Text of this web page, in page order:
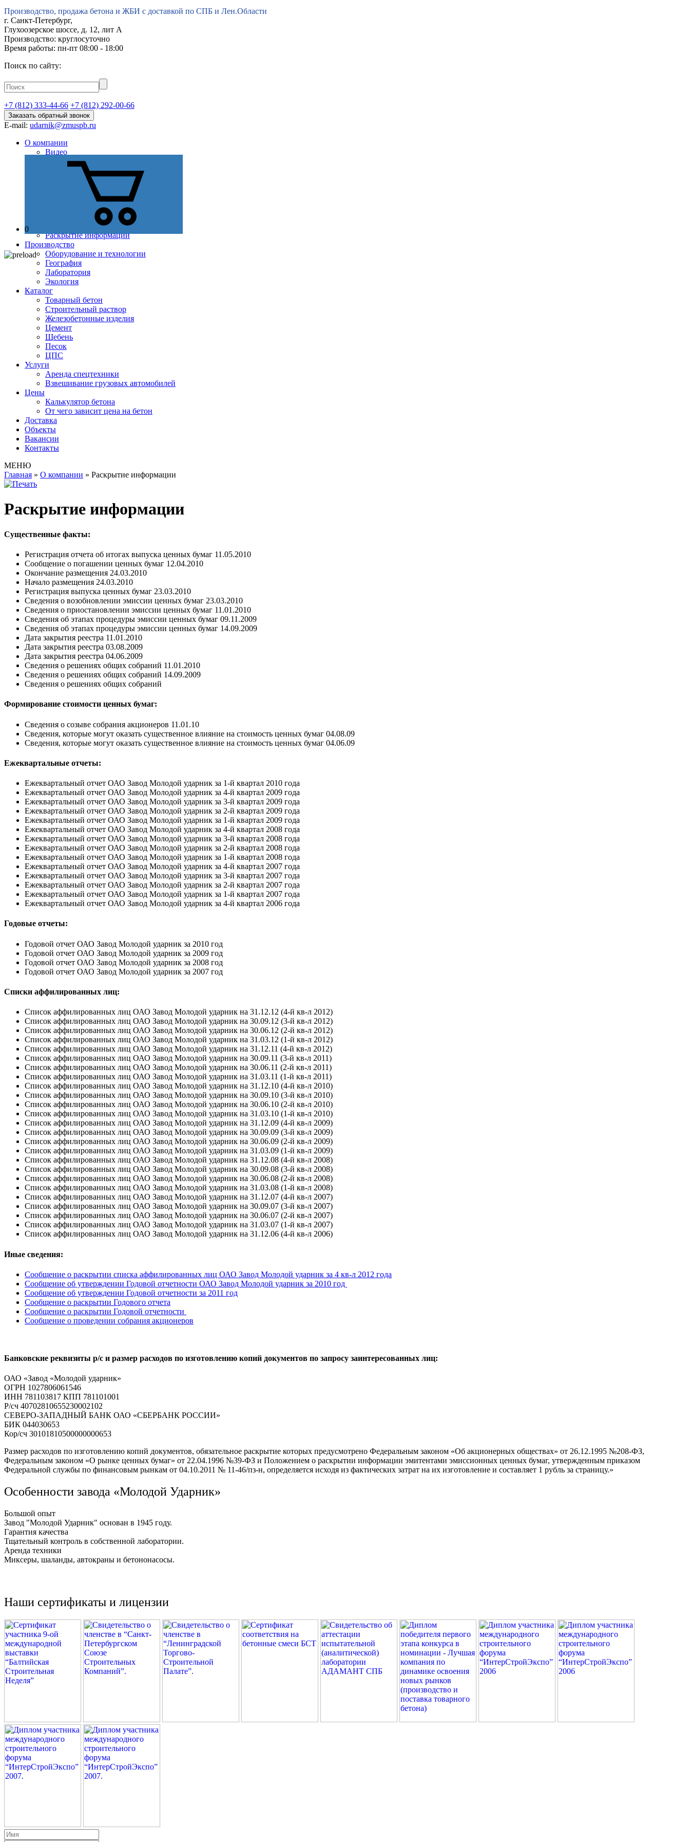
Производство, продажа бетона и ЖБИ с доставкой по СПБ и Лен.Области
г. Санкт-Петербург,
Глухоозерское шоссе, д. 12, лит А
Производство: круглосуточно
Время работы: пн-пт 08:00 - 18:00
Поиск по сайту:
+7 (812) 333-44-66 +7 (812) 292-00-66
Заказать обратный звонок
E-mail: udarnik@zmuspb.ru
О компании
Видео
История
Сертификаты и лицензии
Наши преимущества
Раскрытие информации
Производство
Оборудование и технологии
География
Лаборатория
Экология
Каталог
Товарный бетон
Строительный раствор
Железобетонные изделия
Цемент
Щебень
Песок
ЦПС
Услуги
Аренда спецтехники
Взвешивание грузовых автомобилей
Цены
Калькулятор бетона
От чего зависит цена на бетон
Доставка
Объекты
Вакансии
Контакты
МЕНЮ
Главная » О компании » Раскрытие информации
Раскрытие информации
Существенные факты:
Регистрация отчета об итогах выпуска ценных бумаг 11.05.2010
Сообщение о погашении ценных бумаг 12.04.2010
Окончание размещения 24.03.2010
Начало размещения 24.03.2010
Регистрация выпуска ценных бумаг 23.03.2010
Сведения о возобновлении эмиссии ценных бумаг 23.03.2010
Сведения о приостановлении эмиссии ценных бумаг 11.01.2010
Сведения об этапах процедуры эмиссии ценных бумаг 09.11.2009
Сведения об этапах процедуры эмиссии ценных бумаг 14.09.2009
Дата закрытия реестра 11.01.2010
Дата закрытия реестра 03.08.2009
Дата закрытия реестра 04.06.2009
Сведения о решениях общих собраний 11.01.2010
Сведения о решениях общих собраний 14.09.2009
Сведения о решениях общих собраний
Формирование стоимости ценных бумаг:
Сведения о созыве собрания акционеров 11.01.10
Сведения, которые могут оказать существенное влияние на стоимость ценных бумаг 04.08.09
Сведения, которые могут оказать существенное влияние на стоимость ценных бумаг 04.06.09
Ежеквартальные отчеты:
Ежеквартальный отчет ОАО Завод Молодой ударник за 1-й квартал 2010 года
Ежеквартальный отчет ОАО Завод Молодой ударник за 4-й квартал 2009 года
Ежеквартальный отчет ОАО Завод Молодой ударник за 3-й квартал 2009 года
Ежеквартальный отчет ОАО Завод Молодой ударник за 2-й квартал 2009 года
Ежеквартальный отчет ОАО Завод Молодой ударник за 1-й квартал 2009 года
Ежеквартальный отчет ОАО Завод Молодой ударник за 4-й квартал 2008 года
Ежеквартальный отчет ОАО Завод Молодой ударник за 3-й квартал 2008 года
Ежеквартальный отчет ОАО Завод Молодой ударник за 2-й квартал 2008 года
Ежеквартальный отчет ОАО Завод Молодой ударник за 1-й квартал 2008 года
Ежеквартальный отчет ОАО Завод Молодой ударник за 4-й квартал 2007 года
Ежеквартальный отчет ОАО Завод Молодой ударник за 3-й квартал 2007 года
Ежеквартальный отчет ОАО Завод Молодой ударник за 2-й квартал 2007 года
Ежеквартальный отчет ОАО Завод Молодой ударник за 1-й квартал 2007 года
Ежеквартальный отчет ОАО Завод Молодой ударник за 4-й квартал 2006 года
Годовые отчеты:
Годовой отчет ОАО Завод Молодой ударник за 2010 год
Годовой отчет ОАО Завод Молодой ударник за 2009 год
Годовой отчет ОАО Завод Молодой ударник за 2008 год
Годовой отчет ОАО Завод Молодой ударник за 2007 год
Списки аффилированных лиц:
Список аффилированных лиц ОАО Завод Молодой ударник на 31.12.12 (4-й кв-л 2012)
Список аффилированных лиц ОАО Завод Молодой ударник на 30.09.12 (3-й кв-л 2012)
Список аффилированных лиц ОАО Завод Молодой ударник на 30.06.12 (2-й кв-л 2012)
Список аффилированных лиц ОАО Завод Молодой ударник на 31.03.12 (1-й кв-л 2012)
Список аффилированных лиц ОАО Завод Молодой ударник на 31.12.11 (4-й кв-л 2012)
Список аффилированных лиц ОАО Завод Молодой ударник на 30.09.11 (3-й кв-л 2011)
Список аффилированных лиц ОАО Завод Молодой ударник на 30.06.11 (2-й кв-л 2011)
Список аффилированных лиц ОАО Завод Молодой ударник на 31.03.11 (1-й кв-л 2011)
Список аффилированных лиц ОАО Завод Молодой ударник на 31.12.10 (4-й кв-л 2010)
Список аффилированных лиц ОАО Завод Молодой ударник на 30.09.10 (3-й кв-л 2010)
Список аффилированных лиц ОАО Завод Молодой ударник на 30.06.10 (2-й кв-л 2010)
Список аффилированных лиц ОАО Завод Молодой ударник на 31.03.10 (1-й кв-л 2010)
Список аффилированных лиц ОАО Завод Молодой ударник на 31.12.09 (4-й кв-л 2009)
Список аффилированных лиц ОАО Завод Молодой ударник на 30.09.09 (3-й кв-л 2009)
Список аффилированных лиц ОАО Завод Молодой ударник на 30.06.09 (2-й кв-л 2009)
Список аффилированных лиц ОАО Завод Молодой ударник на 31.03.09 (1-й кв-л 2009)
Список аффилированных лиц ОАО Завод Молодой ударник на 31.12.08 (4-й кв-л 2008)
Список аффилированных лиц ОАО Завод Молодой ударник на 30.09.08 (3-й кв-л 2008)
Список аффилированных лиц ОАО Завод Молодой ударник на 30.06.08 (2-й кв-л 2008)
Список аффилированных лиц ОАО Завод Молодой ударник на 31.03.08 (1-й кв-л 2008)
Список аффилированных лиц ОАО Завод Молодой ударник на 31.12.07 (4-й кв-л 2007)
Список аффилированных лиц ОАО Завод Молодой ударник на 30.09.07 (3-й кв-л 2007)
Список аффилированных лиц ОАО Завод Молодой ударник на 30.06.07 (2-й кв-л 2007)
Список аффилированных лиц ОАО Завод Молодой ударник на 31.03.07 (1-й кв-л 2007)
Список аффилированных лиц ОАО Завод Молодой ударник на 31.12.06 (4-й кв-л 2006)
Иные сведения:
Сообщение о раскрытии списка аффилированных лиц ОАО Завод Молодой ударник за 4 кв-л 2012 года
Сообщение об утверждении Годовой отчетности ОАО Завод Молодой ударник за 2010 год
Сообщение об утверждении Годовой отчетности за 2011 год
Сообщение о раскрытии Годового отчета
Сообщение о раскрытии Годовой отчетности
Сообщение о проведении собрания акционеров
Банковские реквизиты р/с и размер расходов по изготовлению копий документов по запросу заинтересованных лиц:
ОАО «Завод «Молодой ударник»
ОГРН 1027806061546
ИНН 781103817 КПП 781101001
Р/сч 40702810655230002102
СЕВЕРО-ЗАПАДНЫЙ БАНК ОАО «СБЕРБАНК РОССИИ»
БИК 044030653
Кор/сч 30101810500000000653
Размер расходов по изготовлению копий документов, обязательное раскрытие которых предусмотрено Федеральным законом «Об акционерных обществах» от 26.12.1995 №208-ФЗ,
Федеральным законом «О рынке ценных бумаг» от 22.04.1996 №39-ФЗ и Положением о раскрытии информации эмитентами эмиссионных ценных бумаг, утвержденным приказом
Федеральной службы по финансовым рынкам от 04.10.2011 № 11-46/пз-н, определяется исходя из фактических затрат на их изготовление и составляет 1 рубль за страницу.»
Особенности завода «Молодой Ударник»
Большой опыт
Завод "Молодой Ударник" основан в 1945 году.
Гарантия качества
Тщательный контроль в собственной лаборатории.
Аренда техники
Миксеры, шаланды, автокраны и бетононасосы.
Наши сертификаты и лицензии
0